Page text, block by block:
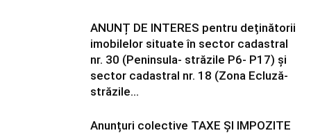
ANUNȚ DE INTERES pentru deținătorii
imobilelor situate în sector cadastral
nr. 30 (Peninsula- străzile P6- P17) și
sector cadastral nr. 18 (Zona Ecluză-
străzile...
Anunțuri colective TAXE ȘI IMPOZITE